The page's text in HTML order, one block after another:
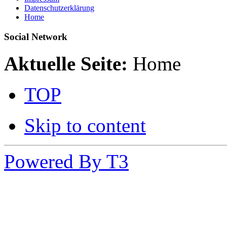
Datenschutzerklärung
Home
Social Network
Aktuelle Seite: Home
TOP
Skip to content
Powered By T3